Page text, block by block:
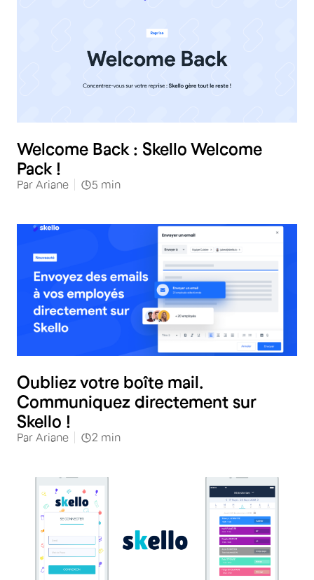
Welcome Back : Skello Welcome
Pack !
Par Ariane 5 min
Oubliez votre boîte mail.
Communiquez directement sur
Skello !
Par Ariane 2 min